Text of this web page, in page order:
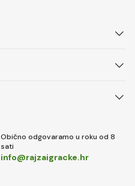
Obično odgovaramo u roku od 8
sati
info@rajzaigracke.hr